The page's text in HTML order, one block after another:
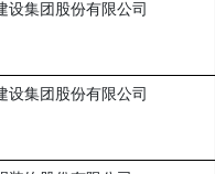
设集团股份有限公司
设集团股份有限公司